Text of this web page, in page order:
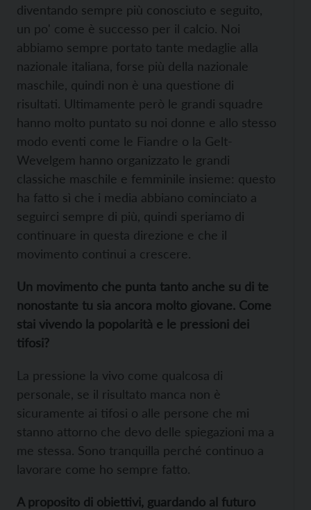
diventando sempre più conosciuto e seguito,
un po' come è successo per il calcio. Noi
abbiamo sempre portato tante medaglie alla
nazionale italiana, forse più della nazionale
maschile, quindi non è una questione di
risultati. Ultimamente però le grandi squadre
hanno molto puntato su noi donne e allo stesso
modo eventi come le Fiandre o la Gelt-
Wevelgem hanno organizzato le grandi
classiche maschile e femminile insieme: questo
ha fatto sì che i media abbiano cominciato a
seguirci sempre di più, quindi speriamo di
continuare in questa direzione e che il
movimento continui a crescere.
Un movimento che punta tanto anche su di te
nonostante tu sia ancora molto giovane. Come
stai vivendo la popolarità e le pressioni dei
tifosi?
La pressione la vivo come qualcosa di
personale, se il risultato manca non è
sicuramente ai tifosi o alle persone che mi
stanno attorno che devo delle spiegazioni ma a
me stessa. Sono tranquilla perché continuo a
lavorare come ho sempre fatto.
A proposito di obiettivi, guardando al futuro